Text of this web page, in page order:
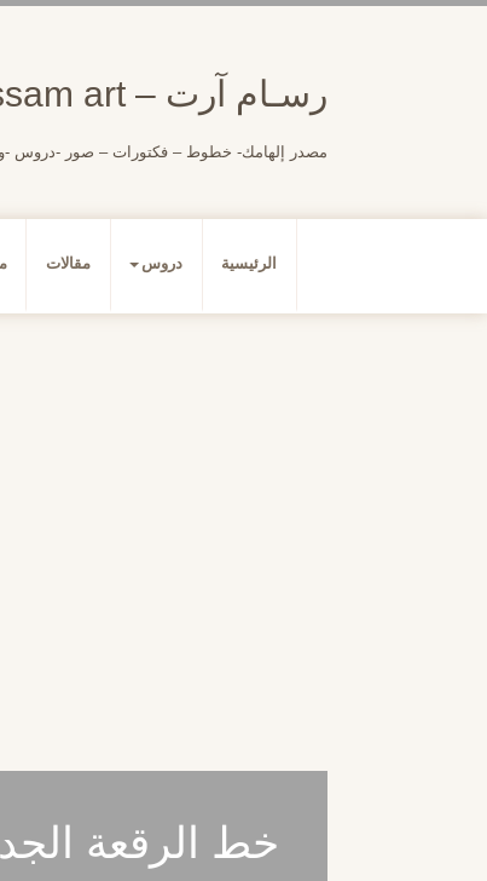
رسـام آرت – rassam art
مصدر إلهامك- خطوط – فكتورات – صور -دروس -
الرئيسية دروس مقالات
خط الرقعة